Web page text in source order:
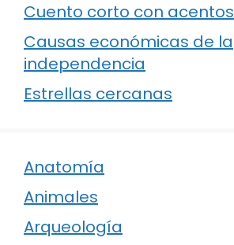
Cuento corto con acentos
Causas económicas de la
independencia
Estrellas cercanas
Anatomía
Animales
Arqueología